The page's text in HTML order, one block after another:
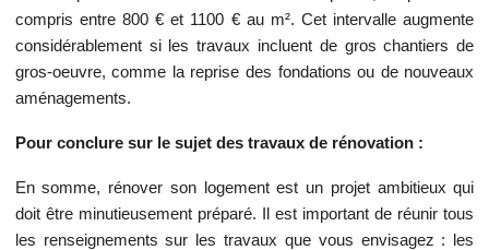
compris entre 800 € et 1100 € au m². Cet intervalle augmente
considérablement si les travaux incluent de gros chantiers de
gros-oeuvre, comme la reprise des fondations ou de nouveaux
aménagements.
Pour conclure sur le sujet des travaux de rénovation :
En somme, rénover son logement est un projet ambitieux qui
doit être minutieusement préparé. Il est important de réunir tous
les renseignements sur les travaux que vous envisagez : les